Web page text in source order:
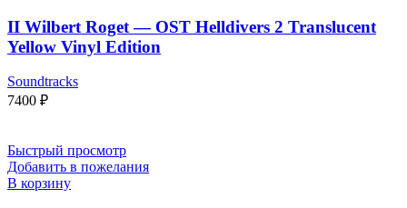
II Wilbert Roget — OST Helldivers 2 Translucent
Yellow Vinyl Edition
Soundtracks
7400 ₽
Быстрый просмотр
Добавить в пожелания
В корзину